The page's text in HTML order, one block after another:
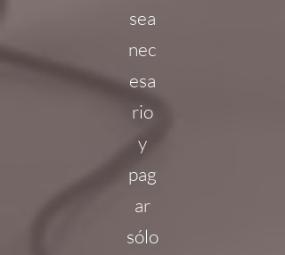
sea
nec
esa
rio
y
pag
ar
sólo